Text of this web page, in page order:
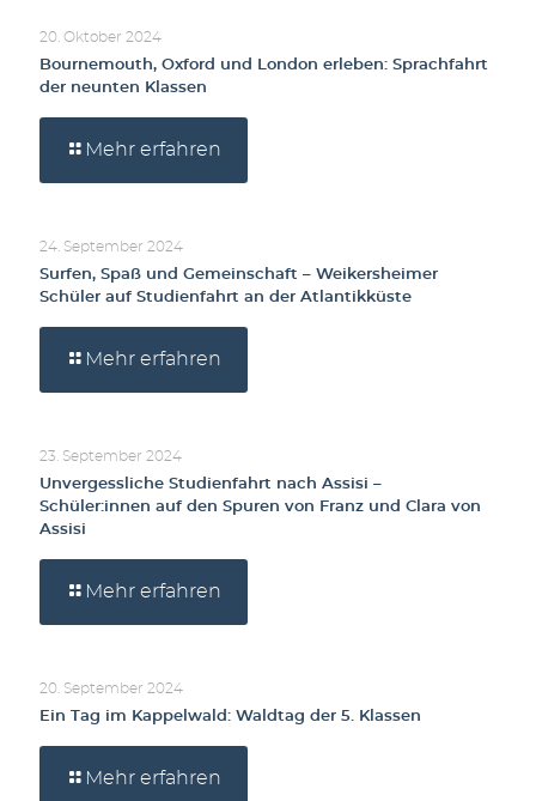
20. Oktober 2024
Bournemouth, Oxford und London erleben: Sprachfahrt
der neunten Klassen
Mehr erfahren
24. September 2024
Surfen, Spaß und Gemeinschaft – Weikersheimer
Schüler auf Studienfahrt an der Atlantikküste
Mehr erfahren
23. September 2024
Unvergessliche Studienfahrt nach Assisi –
Schüler:innen auf den Spuren von Franz und Clara von
Assisi
Mehr erfahren
20. September 2024
Ein Tag im Kappelwald: Waldtag der 5. Klassen
Mehr erfahren